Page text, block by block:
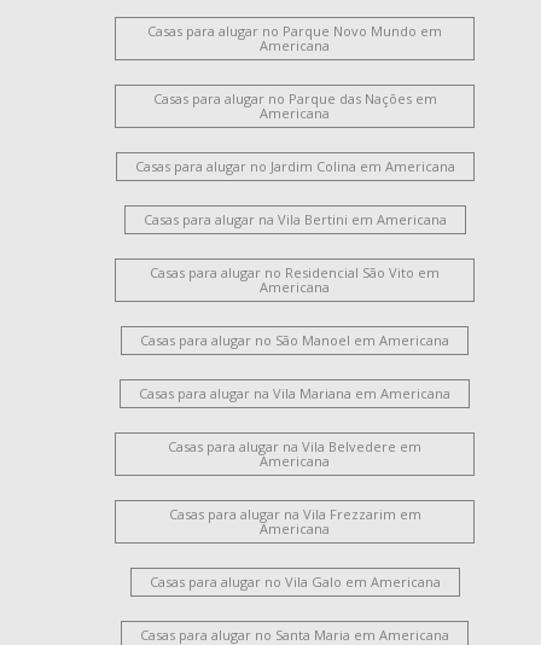
Jardim Glória
Casas para alugar no Parque Novo Mundo em
Americana
Casas para alugar no Parque das Nações em
Americana
Casas para alugar no Jardim Colina em Americana
Casas para alugar na Vila Bertini em Americana
Casas para alugar no Residencial São Vito em
Americana
Casas para alugar no São Manoel em Americana
Casas para alugar na Vila Mariana em Americana
Casas para alugar na Vila Belvedere em
Americana
Casas para alugar na Vila Frezzarim em
Americana
Casas para alugar no Vila Galo em Americana
Casas para alugar no Santa Maria em Americana